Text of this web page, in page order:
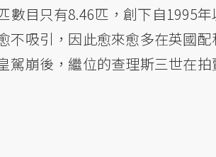
數目只有8.46匹，創下自1995年
不吸引，因此愈來愈多在英國配
駕崩後，繼位的查理斯三世在拍